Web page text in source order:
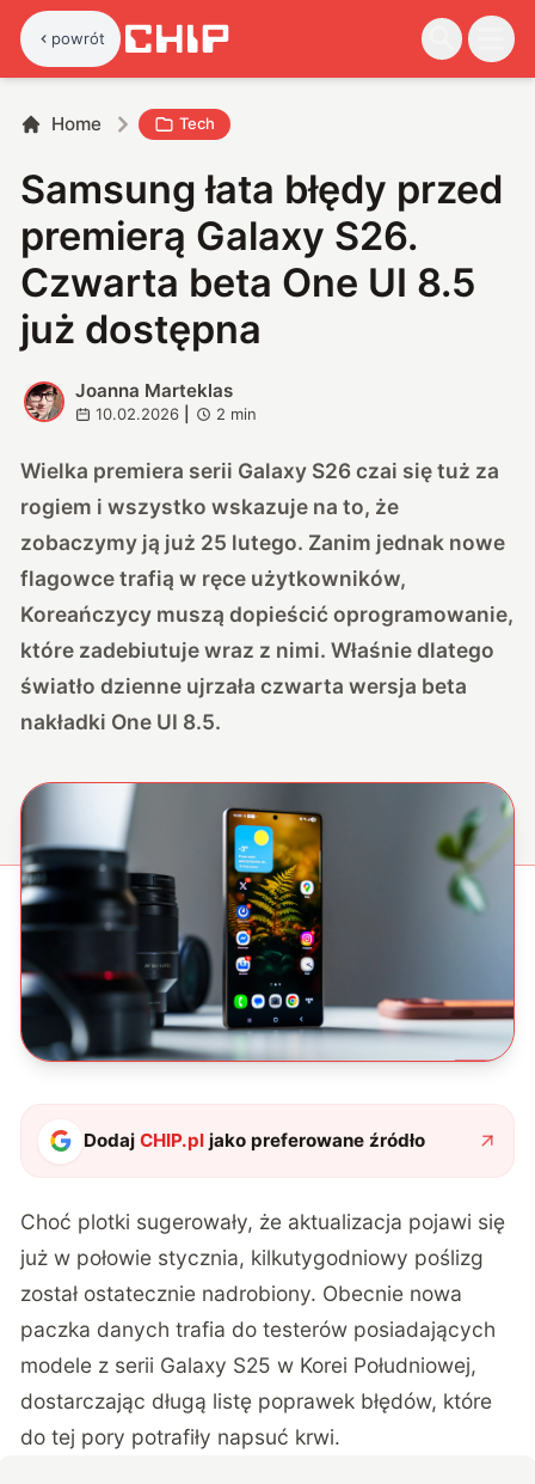
powrót
Home Tech
Samsung łata błędy przed
premierą Galaxy S26.
Czwarta beta One UI 8.5
już dostępna
J
Joanna Marteklas
10.02.2026 2 min
Wielka premiera serii Galaxy S26 czai się tuż za
rogiem i wszystko wskazuje na to, że
zobaczymy ją już 25 lutego. Zanim jednak nowe
flagowce trafią w ręce użytkowników,
Koreańczycy muszą dopieścić oprogramowanie,
które zadebiutuje wraz z nimi. Właśnie dlatego
światło dzienne ujrzałaczwarta wersja beta
nakładki One UI 8.5.
DodajCHIP.pl jako preferowane źródło
Choć plotki sugerowały, że aktualizacja pojawi się
już w połowie stycznia, kilkutygodniowy poślizg
został ostatecznie nadrobiony. Obecnie nowa
paczka danych trafia do testerów posiadających
modele z serii Galaxy S25 w Korei Południowej,
dostarczając długą listę poprawek błędów, które
do tej pory potrafiły napsuć krwi.